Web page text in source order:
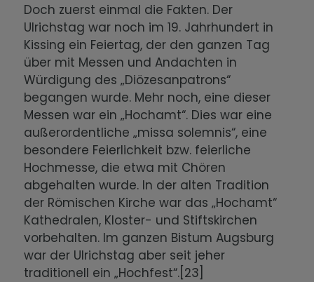
Doch zuerst einmal die Fakten. Der
Ulrichstag war noch im 19. Jahrhundert in
Kissing ein Feiertag, der den ganzen Tag
über mit Messen und Andachten in
Würdigung des „Diözesanpatrons“
begangen wurde. Mehr noch, eine dieser
Messen war ein „Hochamt“. Dies war eine
außerordentliche „missa solemnis“, eine
besondere Feierlichkeit bzw. feierliche
Hochmesse, die etwa mit Chören
abgehalten wurde. In der alten Tradition
der Römischen Kirche war das „Hochamt“
Kathedralen, Kloster- und Stiftskirchen
vorbehalten. Im ganzen Bistum Augsburg
war der Ulrichstag aber seit jeher
traditionell ein „Hochfest“.[23]